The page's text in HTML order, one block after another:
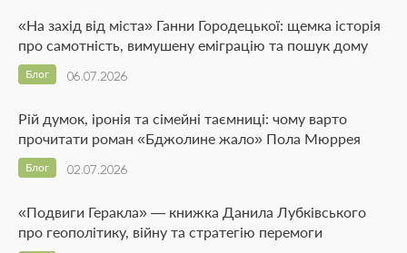
«На захід від міста» Ганни Городецької: щемка історія
про самотність, вимушену еміграцію та пошук дому
06.07.2026
Блог
Рій думок, іронія та сімейні таємниці: чому варто
прочитати роман «Бджолине жало» Пола Мюррея
02.07.2026
Блог
«Подвиги Геракла» — книжка Данила Лубківського
про геополітику, війну та стратегію перемоги